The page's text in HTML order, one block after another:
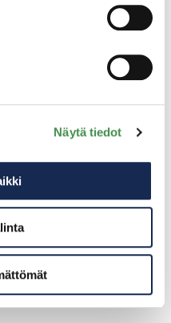
Näytä tiedot
e-metaanilaitos –
meriliikenteelle ja